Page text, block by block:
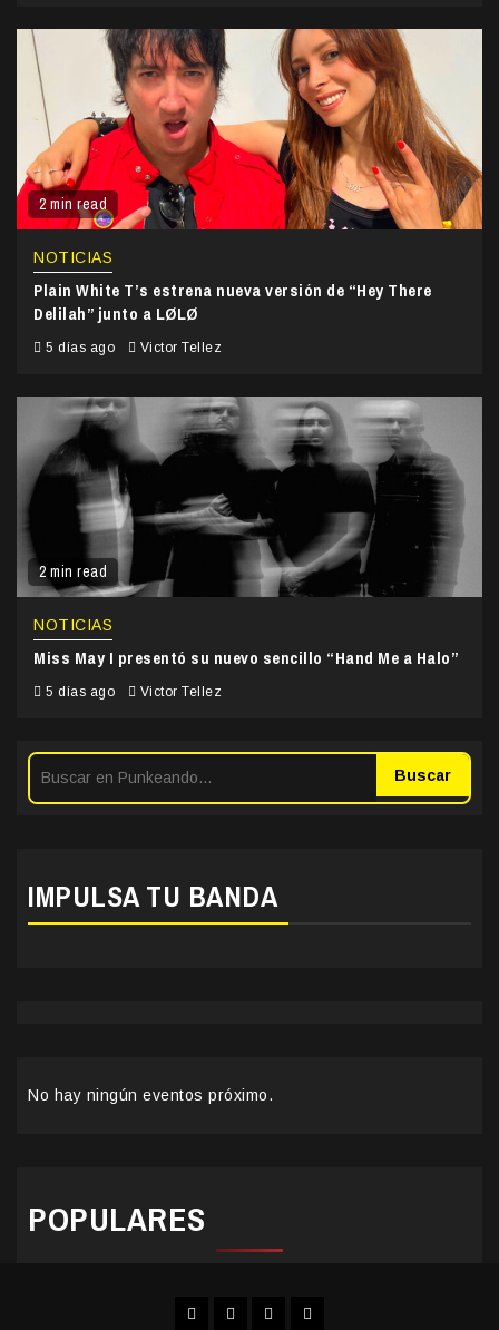
2 min read
NOTICIAS
Plain White T’s estrena nueva versión de “Hey There
Delilah” junto a LØLØ
5 días ago Victor Tellez
2 min read
NOTICIAS
Miss May I presentó su nuevo sencillo “Hand Me a Halo”
5 días ago Victor Tellez
Buscar
IMPULSA TU BANDA
No hay ningún eventos próximo.
POPULARES
FacebookInstagram
YouTubeTwitter